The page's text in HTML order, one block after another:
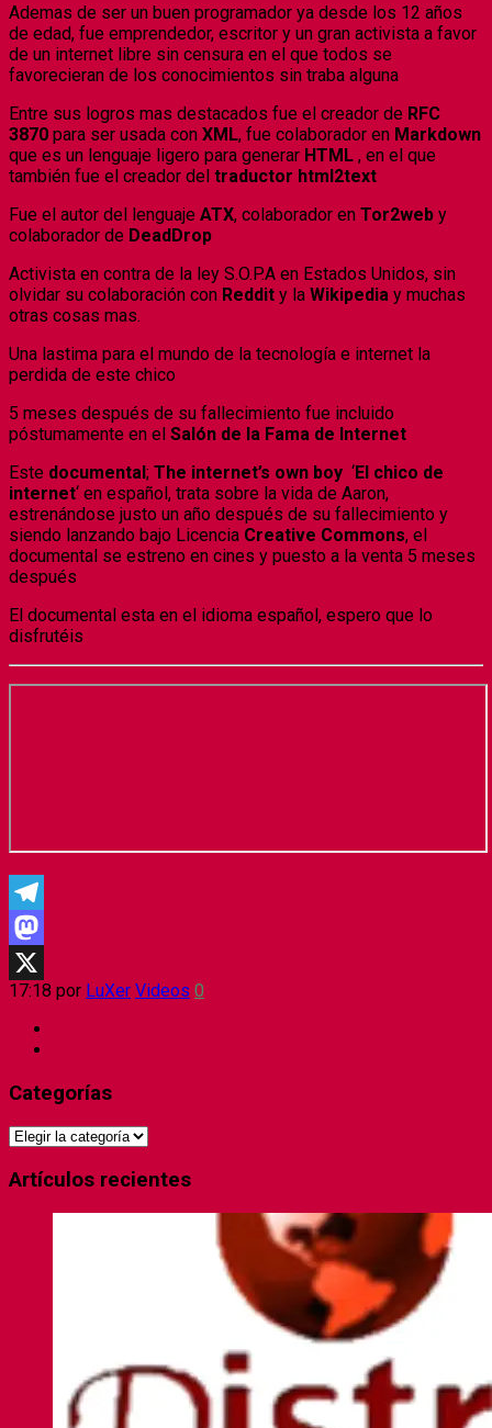
Ademas de ser un buen programador ya desde los 12 años
de edad, fue emprendedor, escritor y un gran activista a favor
de un internet libre sin censura en el que todos se
favorecieran de los conocimientos sin traba alguna
Entre sus logros mas destacados fue el creador de RFC
3870 para ser usada con XML, fue colaborador en Markdown
que es un lenguaje ligero para generar HTML , en el que
también fue el creador del traductor html2text
Fue el autor del lenguaje ATX, colaborador en Tor2web y
colaborador de DeadDrop
Activista en contra de la ley S.O.P.A en Estados Unidos, sin
olvidar su colaboración con Reddit y la Wikipedia y muchas
otras cosas mas.
Una lastima para el mundo de la tecnología e internet la
perdida de este chico
5 meses después de su fallecimiento fue incluido
póstumamente en el Salón de la Fama de Internet
Este documental; The internet’s own boy ‘El chico de
internet‘ en español, trata sobre la vida de Aaron,
estrenándose justo un año después de su fallecimiento y
siendo lanzando bajo Licencia Creative Commons, el
documental se estreno en cines y puesto a la venta 5 meses
después
El documental esta en el idioma español, espero que lo
disfrutéis
Telegram
Mastodon
X
17:18 por LuXer Videos 0
Categorías
Categorías
Artículos recientes